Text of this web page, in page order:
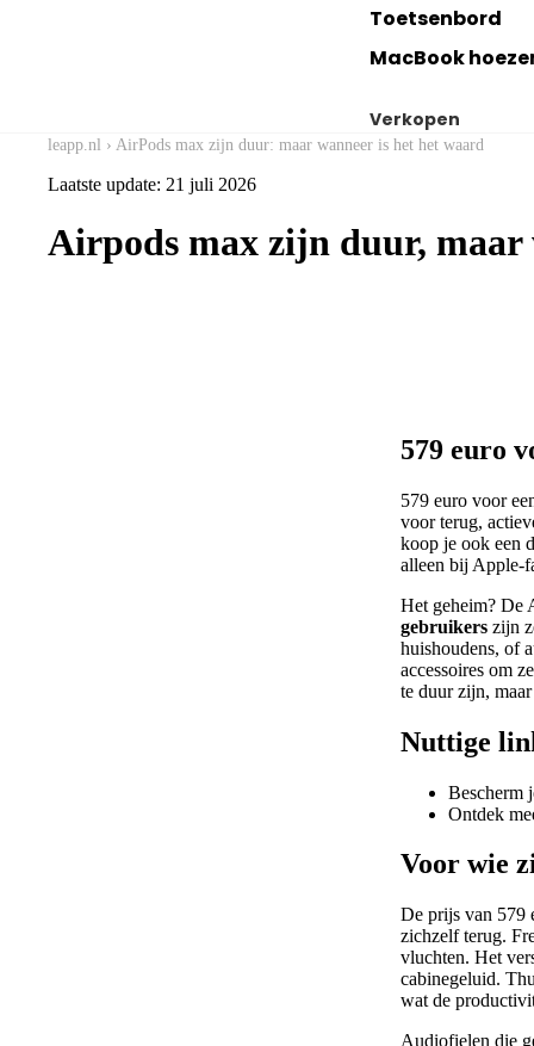
Toetsenbord
MacBook
Verkopen
Verkoop jouw
Verkoop jouw
leapp.nl › AirPods max zijn duur: maar wanneer is het het waard
Laatste update: 21 juli 2026
Airpods max zijn duur, maar
579 euro
579 euro voor
voor terug,
koop je ook een
alleen bij Apple-
Het geheim? De
gebruikers zijn
huishoudens, of
accessoires om
te duur zijn,
Nuttige
Bescherm
Ontdek
Voor wie
De prijs van 579
zichzelf terug.
vluchten. Het
cabinegeluid.
wat de
Audiofielen die